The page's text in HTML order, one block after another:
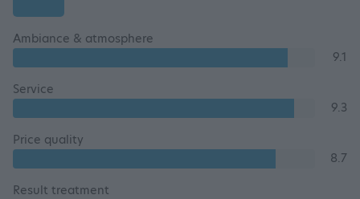
Ambiance & atmosphere
9.1
Service
9.3
Price quality
8.7
Result treatment